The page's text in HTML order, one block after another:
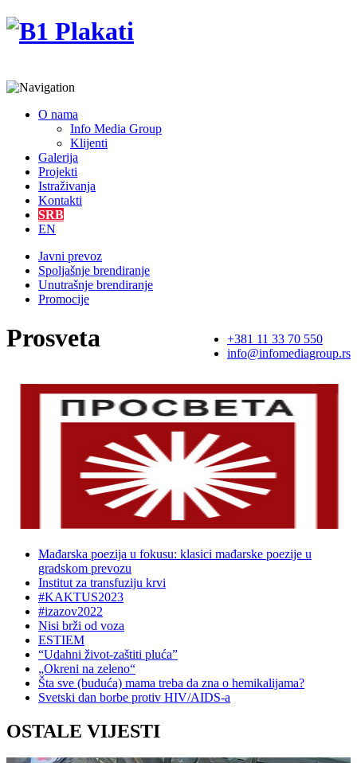
O nama
Info Media Group
Klijenti
Galerija
Projekti
Istraživanja
Kontakti
SRB
EN
Javni prevoz
Spoljašnje brendiranje
Unutrašnje brendiranje
Promocije
+381 11 33 70 550
info@infomediagroup.rs
Prosveta
Mađarska poezija u fokusu: klasici mađarske poezije u
gradskom prevozu
Institut za transfuziju krvi
#KAKTUS2023
#izazov2022
Nisi brži od voza
ESTIEM
“Udahni život-zaštiti pluća”
„Okreni na zeleno“
Šta sve (buduća) mama treba da zna o hemikalijama?
Svetski dan borbe protiv HIV/AIDS-a
OSTALE VIJESTI